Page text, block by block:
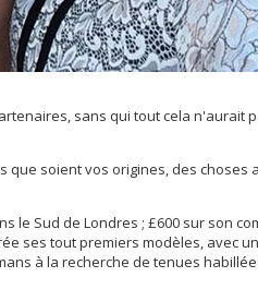
sans qui tout cela n'aurait
que soient vos origines, des choses
le Sud de Londres ; £600 sur son
ses tout premiers modèles, avec
à la recherche de tenues